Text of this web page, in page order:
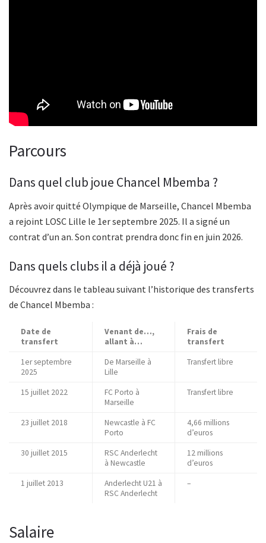
Parcours
Dans quel club joue Chancel Mbemba ?
Après avoir quitté Olympique de Marseille, Chancel Mbemba
a rejoint LOSC Lille le 1er septembre 2025. Il a signé un
contrat d’un an. Son contrat prendra donc fin en juin 2026.
Dans quels clubs il a déjà joué ?
Découvrez dans le tableau suivant l’historique des transferts
de Chancel Mbemba :
Date de
transfert
Venant de…,
allant à…
Frais de
transfert
1er septembre
2025
De Marseille à
Lille
Transfert libre
15 juillet 2022
FC Porto à
Marseille
Transfert libre
23 juillet 2018
Newcastle à FC
Porto
4,66 millions
d’euros
30 juillet 2015
RSC Anderlecht
à Newcastle
12 millions
d’euros
1 juillet 2013
Anderlecht U21 à
RSC Anderlecht
–
Salaire